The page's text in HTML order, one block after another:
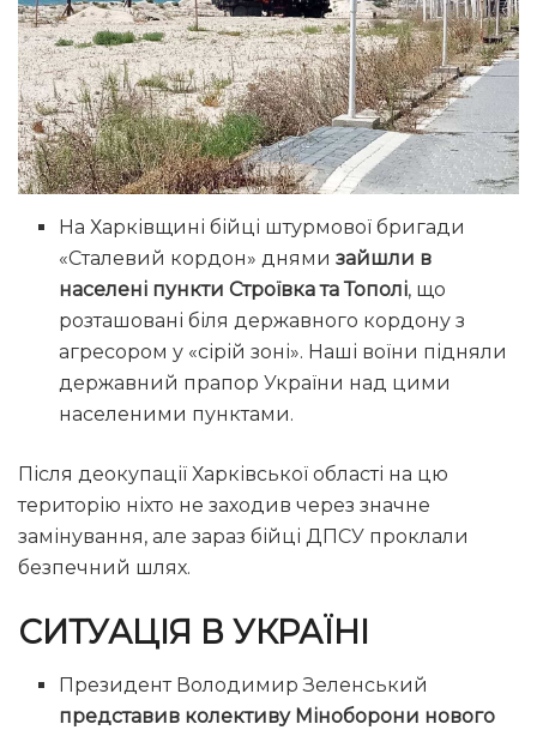
На Харківщині бійці штурмової бригади
«Сталевий кордон» днямизайшли в
населені пункти Строївка та Тополі, що
розташовані біля державного кордону з
агресором у «сірій зоні». Наші воїни підняли
державний прапор України над цими
населеними пунктами.
Після деокупації Харківської області на цю
територію ніхто не заходив через значне
замінування, але зараз бійці ДПСУ проклали
безпечний шлях.
СИТУАЦІЯ В УКРАЇНІ
Президент Володимир Зеленський
представив колективу Міноборони нового